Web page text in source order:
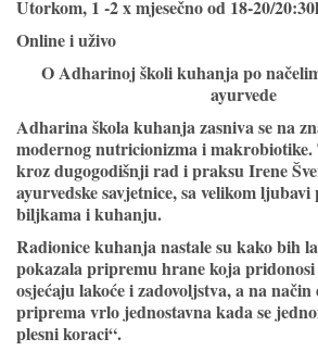
Utorkom, 1 -2 x mjesečno od 18-20/
Online i uživo
O Adharinoj školi kuhanja po
ayurvede
Adharina škola kuhanja zasniva se na
modernog nutricionizma i makrobiotike.
kroz dugogodišnji rad i praksu Irene
ayurvedske savjetnice, sa velikom
biljkama i kuhanju.
Radionice kuhanja nastale su kako bih
pokazala pripremu hrane koja
osjećaju lakoće i zadovoljstva, a na
priprema vrlo jednostavna kada se
plesni koraci“.